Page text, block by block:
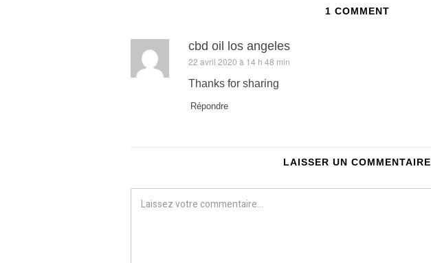
1 COMMENT
cbd oil los angeles
dit :
22 avril 2020 à 14 h 48 min
Thanks for sharing
Répondre
LAISSER UN COMMENTAIRE